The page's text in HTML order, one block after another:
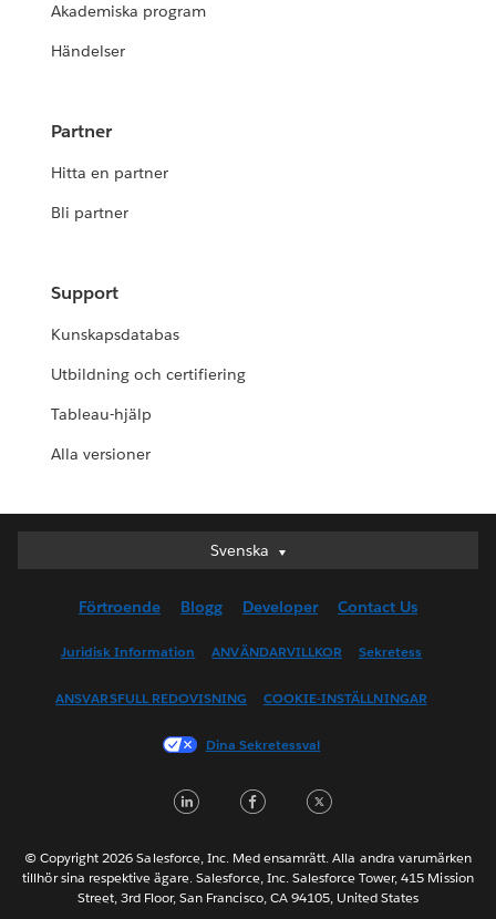
Akademiska program
Händelser
Partner
Hitta en partner
Bli partner
Support
Kunskapsdatabas
Utbildning och certifiering
Tableau-hjälp
Alla versioner
Svenska
Svenska
English (UK)
English (US)
Français (Canada)
Français (France)
日本語
Nederlands
Português
Förtroende Blogg Developer Contact Us
Juridisk Information ANVÄNDARVILLKOR Sekretess
ANSVARSFULL REDOVISNING COOKIE-INSTÄLLNINGAR
Dina Sekretessval
LinkedInFacebook
© Copyright 2026 Salesforce, Inc. Med ensamrätt. Alla andra varumärken
tillhör sina respektive ägare. Salesforce, Inc. Salesforce Tower, 415 Mission
Street, 3rd Floor, San Francisco, CA 94105, United States